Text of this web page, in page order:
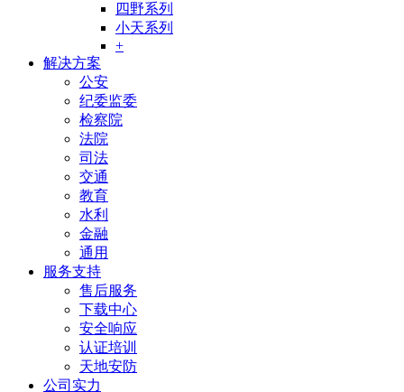
四野系列
小天系列
+
解决方案
公安
纪委监委
检察院
法院
司法
交通
教育
水利
金融
通用
服务支持
售后服务
下载中心
安全响应
认证培训
天地安防
公司实力